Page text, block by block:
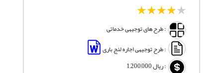
5
4
3
2
: طرح های توجیهی خدماتی
: طرح توجیهی اجاره لنج باری
:ریال1,200,000